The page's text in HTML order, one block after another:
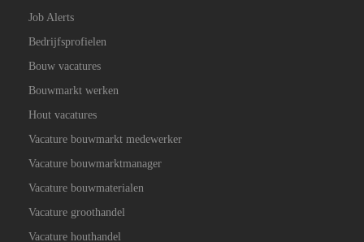
Job Alerts
Bedrijfsprofielen
Bouw vacatures
Bouwmarkt werken
Hout vacatures
Vacature bouwmarkt medewerker
Vacature bouwmarktmanager
Vacature bouwmaterialen
Vacature groothandel
Vacature houthandel